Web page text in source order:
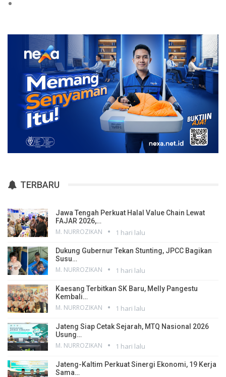
TERBARU
Jawa Tengah Perkuat Halal Value Chain Lewat
FAJAR 2026,…
M. NURROZIKAN 1 hari lalu
Dukung Gubernur Tekan Stunting, JPCC Bagikan
Susu…
M. NURROZIKAN 1 hari lalu
Kaesang Terbitkan SK Baru, Melly Pangestu
Kembali…
M. NURROZIKAN 1 hari lalu
Jateng Siap Cetak Sejarah, MTQ Nasional 2026
Usung…
M. NURROZIKAN 1 hari lalu
Jateng-Kaltim Perkuat Sinergi Ekonomi, 19 Kerja
Sama…